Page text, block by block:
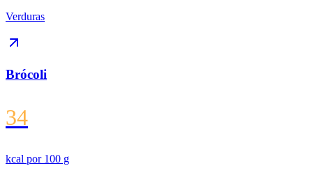
Verduras
Brócoli
34
kcal por 100 g